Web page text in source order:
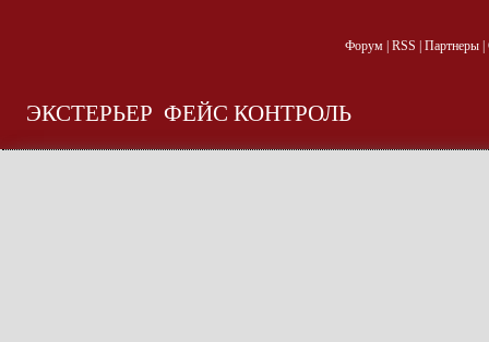
Форум| RSS Партнеры|
ЭКСТЕРЬЕР ФЕЙС КОНТРОЛЬ